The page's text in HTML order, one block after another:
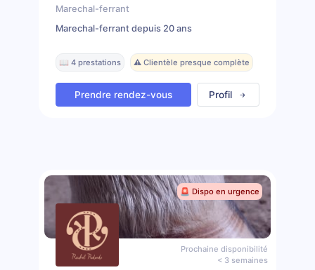
Marechal-ferrant
Marechal-ferrant depuis 20 ans
📖 4 prestations ⚠️ Clientèle presque complète
Prendre rendez-vous Profil
🚨 Dispo en urgence
Prochaine disponibilité
< 3 semaines